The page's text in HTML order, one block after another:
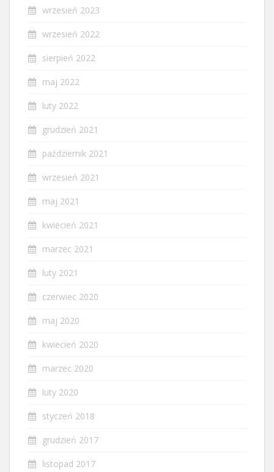
wrzesień 2023
wrzesień 2022
sierpień 2022
maj 2022
luty 2022
grudzień 2021
październik 2021
wrzesień 2021
maj 2021
kwiecień 2021
marzec 2021
luty 2021
czerwiec 2020
maj 2020
kwiecień 2020
marzec 2020
luty 2020
styczeń 2018
grudzień 2017
listopad 2017